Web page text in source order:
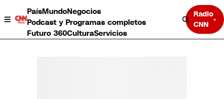
PaísMundoNegocios
Podcast y Programas completos
Futuro 360CulturaServicios
Radio
CNN